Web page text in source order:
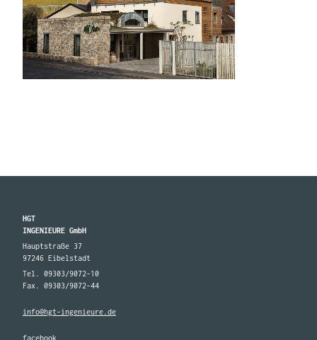
HGT
INGENIEURE GmbH
Hauptstraße 37
97246 Eibelstadt
Tel. 09303/9072-10
Fax. 09303/9072-44
info@hgt-ingenieure.de
facebook